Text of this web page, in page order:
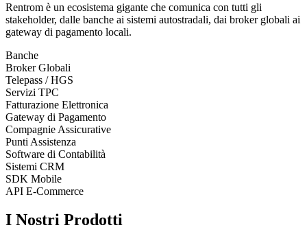
Rentrom è un ecosistema gigante che comunica con tutti gli
stakeholder, dalle banche ai sistemi autostradali, dai broker globali ai
gateway di pagamento locali.
Banche
Broker Globali
Telepass / HGS
Servizi TPC
Fatturazione Elettronica
Gateway di Pagamento
Compagnie Assicurative
Punti Assistenza
Software di Contabilità
Sistemi CRM
SDK Mobile
API E-Commerce
I Nostri Prodotti